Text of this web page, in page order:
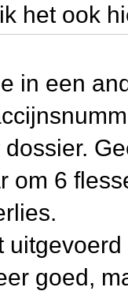
het ook
in een
om 6
goed,